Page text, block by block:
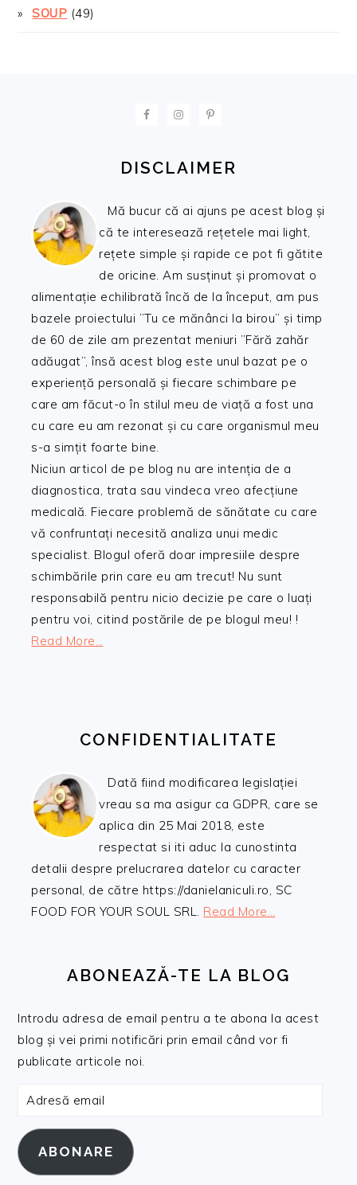
SOUP (49)
DISCLAIMER
Mă bucur că ai ajuns pe acest blog și
că te interesează rețetele mai light,
rețete simple și rapide ce pot fi gătite
de oricine. Am susținut și promovat o
alimentație echilibrată încă de la început, am pus
bazele proiectului ”Tu ce mănânci la birou” și timp
de 60 de zile am prezentat meniuri ”Fără zahăr
adăugat”, însă acest blog este unul bazat pe o
experiență personală și fiecare schimbare pe
care am făcut-o în stilul meu de viață a fost una
cu care eu am rezonat și cu care organismul meu
s-a simțit foarte bine.
Niciun articol de pe blog nu are intenția de a
diagnostica, trata sau vindeca vreo afecțiune
medicală. Fiecare problemă de sănătate cu care
vă confruntați necesită analiza unui medic
specialist. Blogul oferă doar impresiile despre
schimbările prin care eu am trecut! Nu sunt
responsabilă pentru nicio decizie pe care o luați
pentru voi, citind postările de pe blogul meu! !
Read More…
CONFIDENTIALITATE
Dată fiind modificarea legislației
vreau sa ma asigur ca GDPR, care se
aplica din 25 Mai 2018, este
respectat si iti aduc la cunostinta
detalii despre prelucrarea datelor cu caracter
personal, de către https://danielaniculi.ro, SC
FOOD FOR YOUR SOUL SRL. Read More…
ABONEAZĂ-TE LA BLOG
Introdu adresa de email pentru a te abona la acest
blog și vei primi notificări prin email când vor fi
publicate articole noi.
Adresă
ABONARE